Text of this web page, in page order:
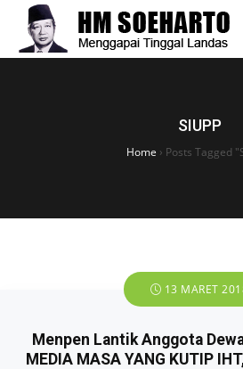
SIUPP
Home › Posts Tagged
13 MARET
Menpen Lantik Anggota
MEDIA MASA YANG KUTIP